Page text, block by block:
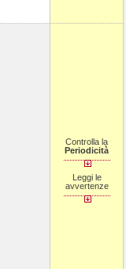
Controlla la
Periodicità
Leggi le
avvertenze